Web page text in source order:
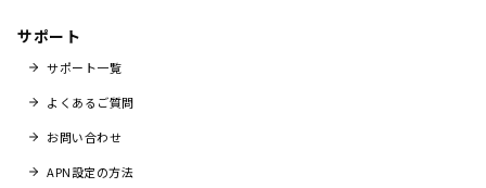
サポート
サポート一覧
よくあるご質問
お問い合わせ
APN設定の方法